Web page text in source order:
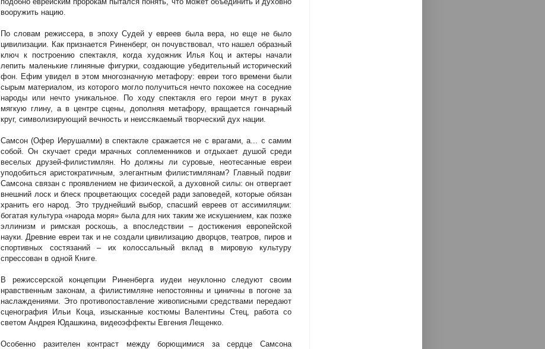
вооружить нацию.
По словам режиссера, в эпоху Судей у евреев была вера, но еще не было
цивилизации. Как признается Риненберг, он почувствовал, что нашел образный
ключ к построению спектакля, когда художник Илья Коц и актеры начали
лепить маленькие глиняные фигурки, создающие убедительный исторический
фон. Ефим увидел в этом многозначную метафору: евреи того времени были
сырым материалом, из которого могло получиться нечто похожее на соседние
народы или нечто уникальное. По ходу спектакля его герои мнут в руках
мягкую глину, а в центре сцены, дополняя метафору, вращается гончарный
круг, символизирующий вечность и неиссякаемый творческий дух нации.
Самсон (Офер Иерушалми) в спектакле сражается не с врагами, а... с самим
собой. Он скучает среди мрачных соплеменников и отдыхает душой среди
веселых друзей-филистимлян. Но должны ли суровые, неотесанные евреи
уподобиться аристократичным, элегантным филистимлянам? Главный подвиг
Самсона связан с проявлением не физической, а духовной силы: он отвергает
внешний лоск и блеск процветающих соседей ради заповедей, которые обязан
хранить его народ. Это труднейший выбор, спасший евреев от ассимиляции:
богатая культура «народа моря» была для них таким же искушением, как позже
эллинизм и римская роскошь, а впоследствии – достижения европейской
науки. Древние евреи так и не создали цивилизацию дворцов, театров, пиров и
спортивных состязаний – их колоссальный вклад в мировую культуру
спрессован в одной Книге.
В режиссерской концепции Риненберга иудеи неуклонно следуют своим
нравственным законам, а филистимляне непостоянны и циничны в погоне за
наслаждениями. Это противопоставление живописными средствами передают
сценография Ильи Коца, изысканные костюмы Валентины Стец, работа со
светом Андрея Юдашкина, видеоэффекты Евгения Лещенко.
Особенно разителен контраст между борющимися за сердце Самсона